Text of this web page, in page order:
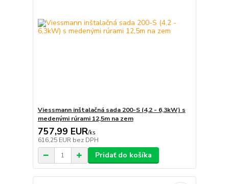
Viessmann inštalačná sada 200-S (4,2 - 6,3kW) s
medenými rúrami 12,5m na zem
757,99 EUR/ks
616,25 EUR bez DPH
Pridať do košíka